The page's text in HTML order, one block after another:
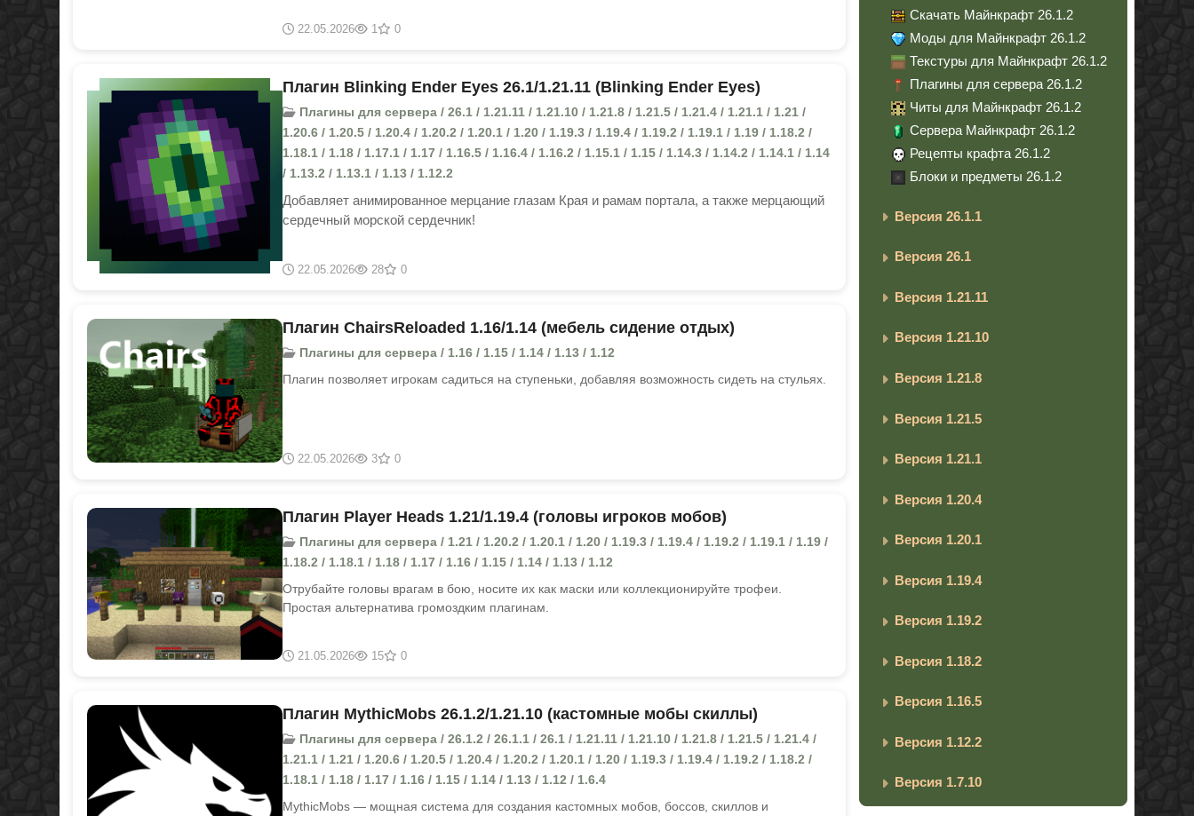
22.05.2026 1 0
Плагин Blinking Ender Eyes 26.1/1.21.11 (Blinking Ender Eyes)
Плагины для сервера / 26.1 / 1.21.11 / 1.21.10 / 1.21.8 / 1.21.5 / 1.21.4 / 1.21.1 / 1.21 /
1.20.6 / 1.20.5 / 1.20.4 / 1.20.2 / 1.20.1 / 1.20 / 1.19.3 / 1.19.4 / 1.19.2 / 1.19.1 / 1.19 / 1.18.2 /
1.18.1 / 1.18 / 1.17.1 / 1.17 / 1.16.5 / 1.16.4 / 1.16.2 / 1.15.1 / 1.15 / 1.14.3 / 1.14.2 / 1.14.1 / 1.14
/ 1.13.2 / 1.13.1 / 1.13 / 1.12.2
Добавляет анимированное мерцание глазам Края и рамам портала, а также мерцающий
сердечный морской сердечник!
22.05.2026 28 0
Плагин ChairsReloaded 1.16/1.14 (мебель сидение отдых)
Плагины для сервера / 1.16 / 1.15 / 1.14 / 1.13 / 1.12
Плагин позволяет игрокам садиться на ступеньки, добавляя возможность сидеть на стульях.
22.05.2026 3 0
Плагин Player Heads 1.21/1.19.4 (головы игроков мобов)
Плагины для сервера / 1.21 / 1.20.2 / 1.20.1 / 1.20 / 1.19.3 / 1.19.4 / 1.19.2 / 1.19.1 / 1.19 /
1.18.2 / 1.18.1 / 1.18 / 1.17 / 1.16 / 1.15 / 1.14 / 1.13 / 1.12
Отрубайте головы врагам в бою, носите их как маски или коллекционируйте трофеи.
Простая альтернатива громоздким плагинам.
21.05.2026 15 0
Плагин MythicMobs 26.1.2/1.21.10 (кастомные мобы скиллы)
Плагины для сервера / 26.1.2 / 26.1.1 / 26.1 / 1.21.11 / 1.21.10 / 1.21.8 / 1.21.5 / 1.21.4 /
1.21.1 / 1.21 / 1.20.6 / 1.20.5 / 1.20.4 / 1.20.2 / 1.20.1 / 1.20 / 1.19.3 / 1.19.4 / 1.19.2 / 1.18.2 /
1.18.1 / 1.18 / 1.17 / 1.16 / 1.15 / 1.14 / 1.13 / 1.12 / 1.6.4
MythicMobs — мощная система для создания кастомных мобов, боссов, скиллов и
Скачать Майнкрафт 26.1.2
Моды для Майнкрафт 26.1.2
Текстуры для Майнкрафт 26.1.2
Плагины для сервера 26.1.2
Читы для Майнкрафт 26.1.2
Сервера Майнкрафт 26.1.2
Рецепты крафта 26.1.2
Блоки и предметы 26.1.2
Версия 26.1.1
Версия 26.1
Версия 1.21.11
Версия 1.21.10
Версия 1.21.8
Версия 1.21.5
Версия 1.21.1
Версия 1.20.4
Версия 1.20.1
Версия 1.19.4
Версия 1.19.2
Версия 1.18.2
Версия 1.16.5
Версия 1.12.2
Версия 1.7.10